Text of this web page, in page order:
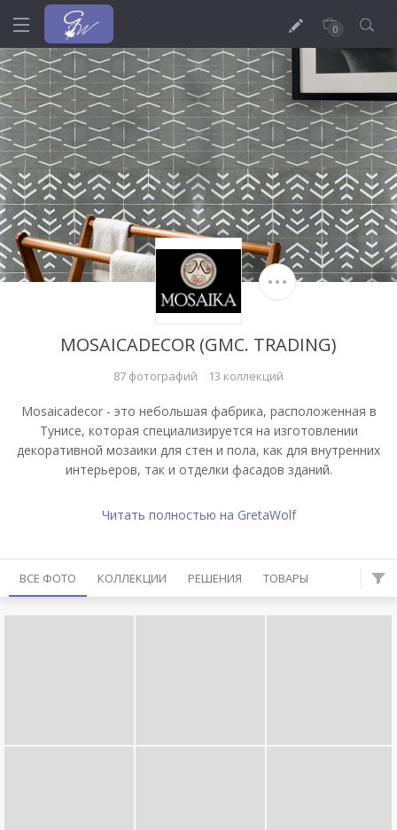
0
MOSAICADECOR (GMC. TRADING)
87 фотографий 13 коллекций
Mosaicadecor - это небольшая фабрика, расположенная в
Тунисе, которая специализируется на изготовлении
декоративной мозаики для стен и пола, как для внутренних
интерьеров, так и отделки фасадов зданий.
Читать полностью на GretaWolf
ВСЕ ФОТО КОЛЛЕКЦИИ РЕШЕНИЯ ТОВАРЫ